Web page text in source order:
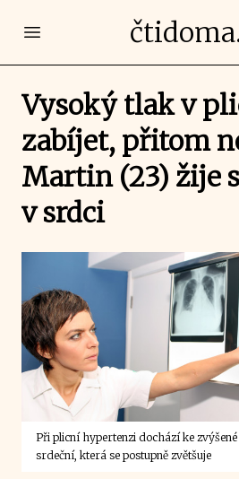
Open main menu
Vysoký tlak v
zabíjet, přitom
Martin (23) žije
v srdci
Při plicní hypertenzi dochází ke
srdeční, která se postupně zvětšuje